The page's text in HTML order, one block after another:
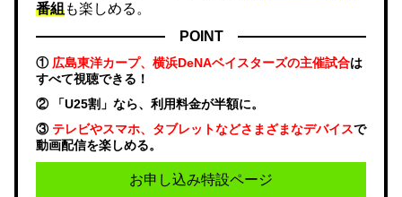
番組も楽しめる。
POINT
① 広島東洋カープ、横浜DeNAベイスターズの主催試合は
すべて視聴できる！
② 「U25割」なら、利用料金が半額に。
③ テレビやスマホ、タブレットなどさまざまなデバイスで
動画配信を楽しめる。
お申し込み特設ページ